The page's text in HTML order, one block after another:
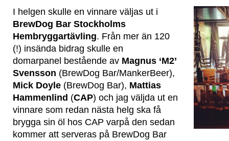
I helgen skulle en vinnare väljas ut i
BrewDog Bar Stockholms
Hembryggartävling. Från mer än 120
(!) insända bidrag skulle en
domarpanel bestående av Magnus ‘M2’
Svensson (BrewDog Bar/MankerBeer),
Mick Doyle (BrewDog Bar), Mattias
Hammenlind (CAP) och jag väljda ut en
vinnare som redan nästa helg ska få
brygga sin öl hos CAP varpå den sedan
kommer att serveras på BrewDog Bar